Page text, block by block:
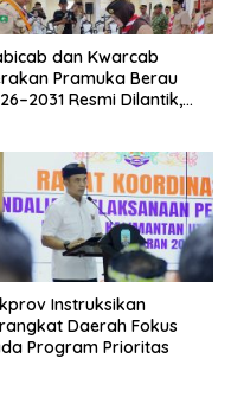
dan Kwarcab
Pramuka Berau
Resmi Dilantik,
Instruksikan
Daerah Fokus
Program Prioritas